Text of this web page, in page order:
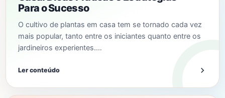
Para o Sucesso
O cultivo de plantas em casa tem se tornado cada vez
mais popular, tanto entre os iniciantes quanto entre os
jardineiros experientes.…
Ler conteúdo